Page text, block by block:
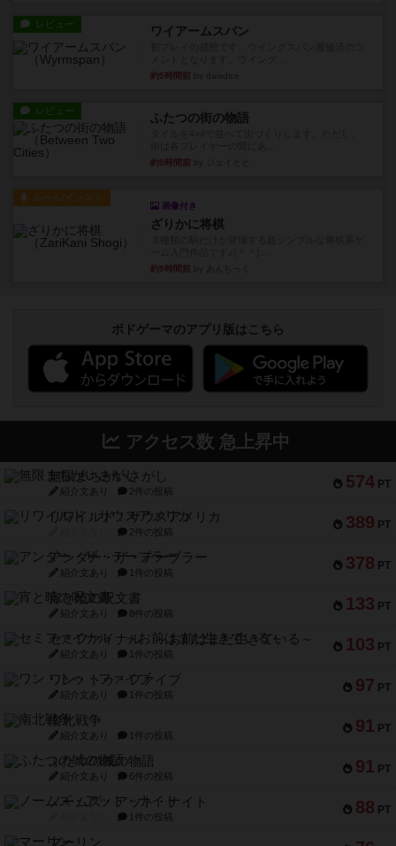
レビュー ワイアームスパン
約5時間前
レビュー ふたつの街の物語
約9時間前
ルール/インスト
画像付き
ざりかに将棋
約9時間前
ボドゲーマのアプリ版はこちら
アクセス数 急上昇中
574 PT
無限まちがいさがし
紹介文あり 2件の投稿
389 PT
リワイルド：サウスアメリカ
2件の投稿
378 PT
アンダー・ザ・テーブラー
紹介文あり 1件の投稿
133 PT
宵と暁の呪文書
紹介文あり 8件の投稿
103 PT
セミファイナル ～お前はまだ生きている～
紹介文あり 1件の投稿
97 PT
ワン・トゥ・ファイブ
紹介文あり 1件の投稿
91 PT
南北戦争
紹介文あり 1件の投稿
91 PT
ふたつの城の物語
紹介文あり 6件の投稿
88 PT
ノームズ・アット・ナイト
1件の投稿
マーリン